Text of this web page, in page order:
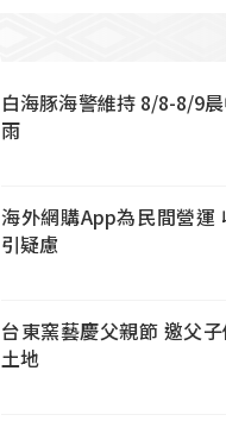
白海豚海警維持 8/8-8/9
雨
海外網購App為民間營運
引疑慮
台東窯藝慶父親節 邀父
土地